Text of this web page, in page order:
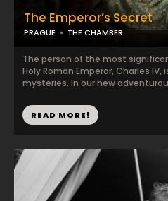
The Emperor’s Secret
PRAGUE THE CHAMBER
The person of the most
Holy Roman Emperor, Charles
mysteries. In our new
READ MORE!